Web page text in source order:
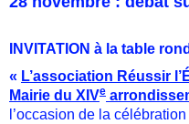
INVITATION à la table
« L’association Réussir
Mairie du XIVe
l’occasion de la